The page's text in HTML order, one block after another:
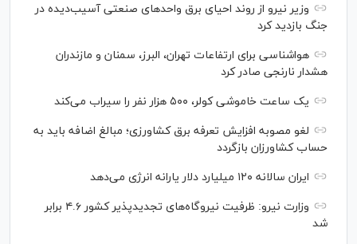
وزیر نیرو از روند احیای برق واحدهای صنعتی آسیب‌دیده در
جنگ بازدید کرد
هواشناسی برای ارتفاعات تهران، البرز، سمنان و مازندران
هشدار نارنجی صادر کرد
یک ساعت خاموشی کولر، ۵۰۰ هزار نفر را سیراب می‌کند
لغو مصوبه افزایش تعرفه برق کشاورزی؛ مبالغ اضافه باید به
حساب کشاورزان بازگردد
ایران سالانه ۱۲۰ میلیارد دلار یارانه انرژی می‌دهد
وزارت نیرو: ظرفیت نیروگاه‌های تجدیدپذیر کشور ۴.۶ برابر
شد